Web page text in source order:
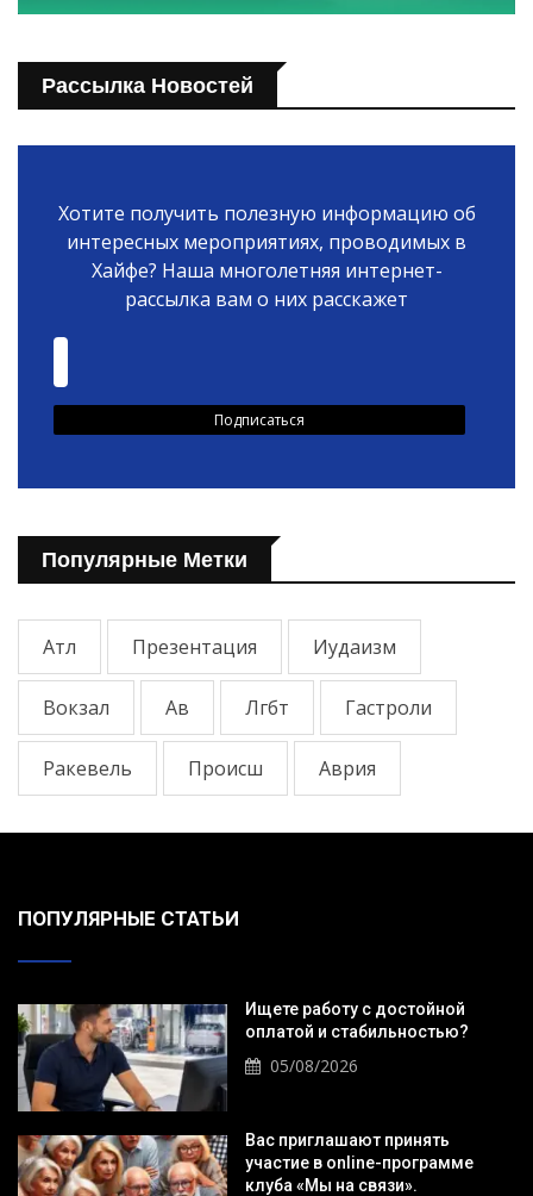
Рассылка Новостей
Хотите получить полезную информацию об
интересных мероприятиях, проводимых в
Хайфе? Наша многолетняя интернет-
рассылка вам о них расскажет
Популярные Метки
Атл Презентация Иудаизм
Вокзал Ав Лгбт Гастроли
Ракевель Происш Аврия
ПОПУЛЯРНЫЕ СТАТЬИ
Ищете работу с достойной
оплатой и стабильностью?
05/08/2026
Вас приглашают принять
участие в online-программе
клуба «Мы на связи».